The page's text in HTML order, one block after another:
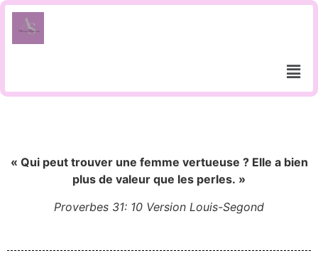
« Qui peut trouver une femme vertueuse ? Elle a bien
plus de valeur que les perles. »
Proverbes 31: 10 Version Louis-Segond